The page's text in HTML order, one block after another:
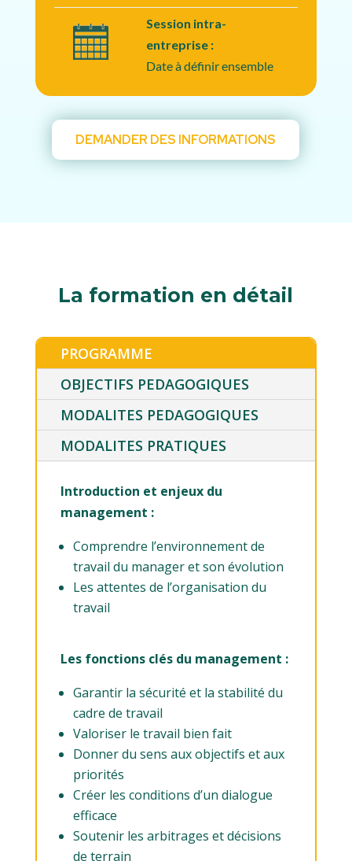
Session intra-
entreprise :
Date à définir ensemble
DEMANDER DES INFORMATIONS
La formation en détail
PROGRAMME
OBJECTIFS PEDAGOGIQUES
MODALITES PEDAGOGIQUES
MODALITES PRATIQUES
Introduction et enjeux du
management :
Comprendre l’environnement de
travail du manager et son évolution
Les attentes de l’organisation du
travail
Les fonctions clés du management :
Garantir la sécurité et la stabilité du
cadre de travail
Valoriser le travail bien fait
Donner du sens aux objectifs et aux
priorités
Créer les conditions d’un dialogue
efficace
Soutenir les arbitrages et décisions
de terrain